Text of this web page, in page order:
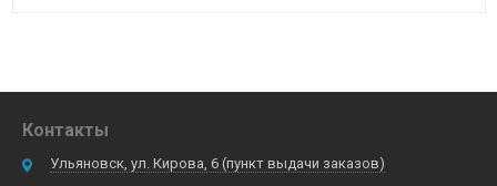
Контакты
Ульяновск, ул. Кирова, 6 (пункт выдачи заказов)